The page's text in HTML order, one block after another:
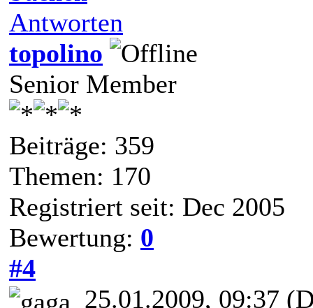
Antworten
topolino
Senior Member
Beiträge: 359
Themen: 170
Registriert seit: Dec 2005
Bewertung: 0
#4
25.01.2009, 09:37